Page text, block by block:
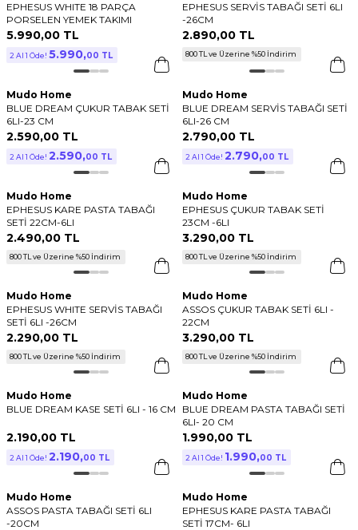
EPHESUS WHITE 18 PARÇA
PORSELEN YEMEK TAKIMI
5.990,00 TL
2 Al 1 Öde! 5.990,00 TL
EPHESUS SERVİS TABAĞI SETİ 6LI
-26CM
2.890,00 TL
800 TL ve Üzerine %50 İndirim
Mudo Home
BLUE DREAM ÇUKUR TABAK SETİ
6LI-23 CM
2.590,00 TL
2 Al 1 Öde! 2.590,00 TL
Mudo Home
BLUE DREAM SERVİS TABAĞI SETİ
6LI-26 CM
2.790,00 TL
2 Al 1 Öde! 2.790,00 TL
Mudo Home
EPHESUS KARE PASTA TABAĞI
SETİ 22CM-6LI
2.490,00 TL
800 TL ve Üzerine %50 İndirim
Mudo Home
EPHESUS ÇUKUR TABAK SETİ
23CM -6LI
3.290,00 TL
800 TL ve Üzerine %50 İndirim
Mudo Home
EPHESUS WHITE SERVİS TABAĞI
SETİ 6LI -26CM
2.290,00 TL
800 TL ve Üzerine %50 İndirim
Mudo Home
ASSOS ÇUKUR TABAK SETİ 6LI -
22CM
3.290,00 TL
800 TL ve Üzerine %50 İndirim
Mudo Home
BLUE DREAM KASE SETİ 6LI - 16 CM
2.190,00 TL
2 Al 1 Öde! 2.190,00 TL
Mudo Home
BLUE DREAM PASTA TABAĞI SETİ
6LI- 20 CM
1.990,00 TL
2 Al 1 Öde! 1.990,00 TL
Mudo Home
ASSOS PASTA TABAĞI SETİ 6LI
-20CM
Mudo Home
EPHESUS KARE PASTA TABAĞI
SETİ 17CM- 6LI